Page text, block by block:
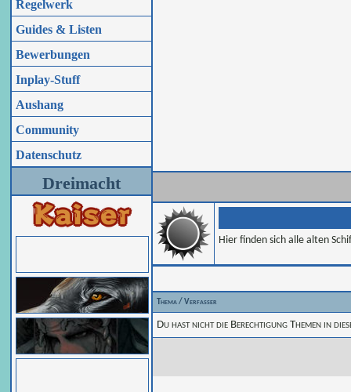
Regelwerk
Guides & Listen
Bewerbungen
Inplay-Stuff
Aushang
Community
Datenschutz
Dreimacht
Hier finden sich alle alten
Thema/ Verfasser
Du hast nicht die Berechtigung Themen in